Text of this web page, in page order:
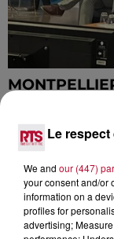
EXCLUSIVE
Le
We and our (447)
your consent and/or
information on a
profiles for
advertising;